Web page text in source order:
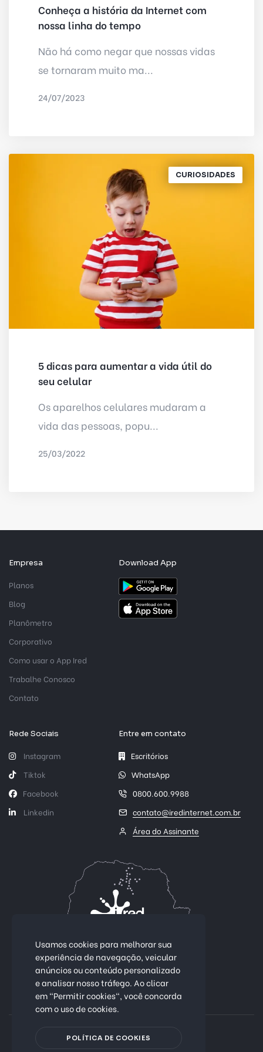
Conheça a história da Internet com
nossa linha do tempo
Não há como negar que nossas vidas
se tornaram muito ma...
24/07/2023
CURIOSIDADES
5 dicas para aumentar a vida útil do
seu celular
Os aparelhos celulares mudaram a
vida das pessoas, popu...
25/03/2022
Conectividade 100% fibra óptica.
Mais de 25 cidades no Paraná
Empresa
Planos
Blog
Planômetro
Corporativo
Como usar o App Ired
Trabalhe Conosco
Contato
Download App
Rede Sociais
Instagram
Tiktok
Facebook
Linkedin
Entre em contato
Escritórios
WhatsApp
0800.600.9988
contato@iredinternet.com.br
Área do Assinante
Política de Privacidade
Usamos cookies para melhorar sua
experiência de navegação, veicular
anúncios ou conteúdo personalizado
e analisar nosso tráfego. Ao clicar
em "Permitir cookies", você concorda
com o uso de cookies.
POLÍTICA DE COOKIES